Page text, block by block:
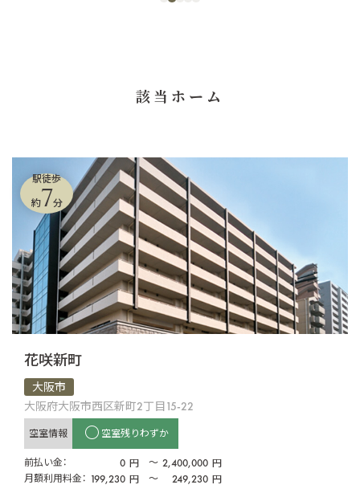
該当ホーム
駅徒歩
約7分
花咲新町
大阪市
大阪府大阪市西区新町2丁目15-22
空室情報 空室残りわずか
前払い金： 0 円 〜 2,400,000 円
月額利用料金： 199,230 円 〜 249,230 円